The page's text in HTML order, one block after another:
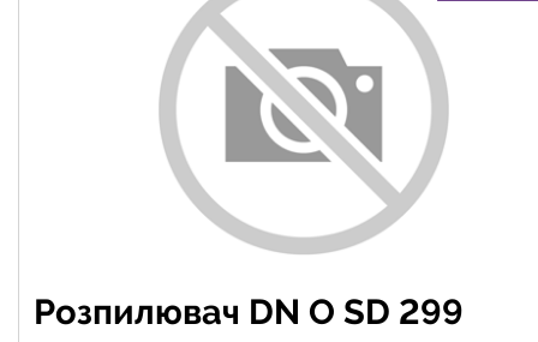
Розпилювач DN O SD 299